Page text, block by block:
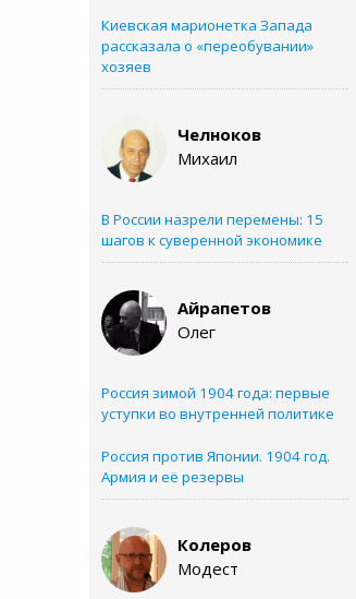
Киевская марионетка Запада
рассказала о «переобувании»
хозяев
Челноков
Михаил
В России назрели перемены: 15
шагов к суверенной экономике
Айрапетов
Олег
Россия зимой 1904 года: первые
уступки во внутренней политике
Россия против Японии. 1904 год.
Армия и её резервы
Колеров
Модест